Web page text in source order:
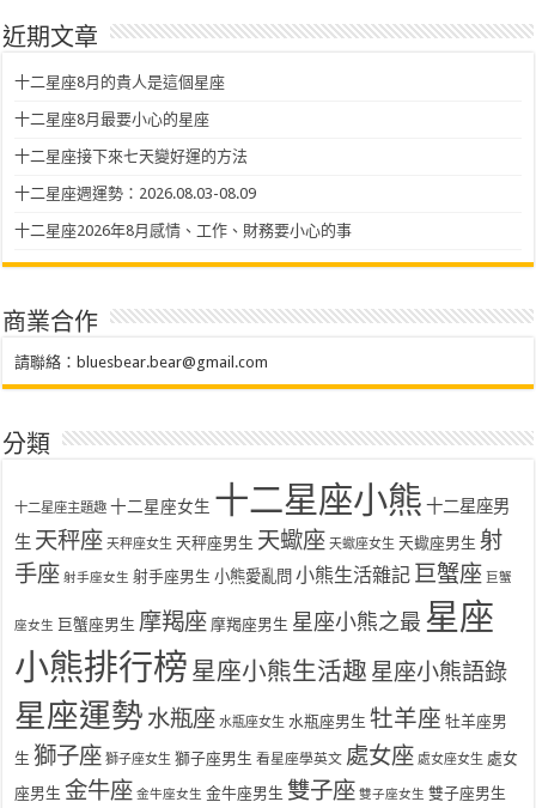
近期文章
十二星座8月的貴人是這個星座
十二星座8月最要小心的星座
十二星座接下來七天變好運的方法
十二星座週運勢：2026.08.03-08.09
十二星座2026年8月感情、工作、財務要小心的事
商業合作
請聯絡： bluesbear.bear@gmail.com
分類
十二星座主題趣 十二星座女生 十二星座小熊 十二星座男
生 天秤座 天秤座女生 天秤座男生 天蠍座 天蠍座女生 天蠍座男生 射
手座 射手座女生 射手座男生 小熊愛亂問 小熊生活雜記 巨蟹座 巨蟹
座女生 巨蟹座男生 摩羯座 摩羯座男生 星座小熊之最 星座
小熊排行榜 星座小熊生活趣 星座小熊語錄
星座運勢 水瓶座 水瓶座女生 水瓶座男生 牡羊座 牡羊座男
生 獅子座 獅子座女生 獅子座男生 看星座學英文 處女座 處女座女生 處女
座男生 金牛座 金牛座女生 金牛座男生 雙子座 雙子座女生 雙子座男生